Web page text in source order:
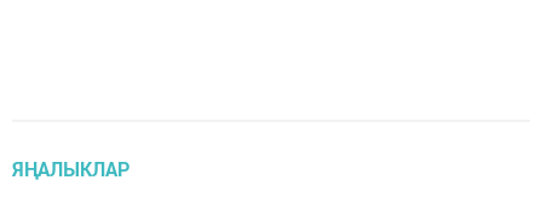
ЯҢАЛЫКЛАР